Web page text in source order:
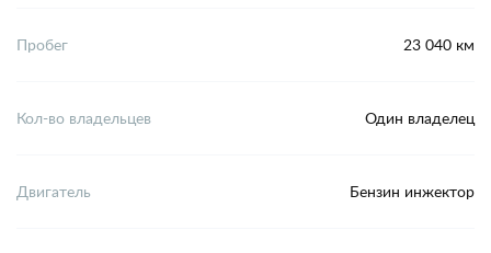
Пробег 23 040 км
Кол-во владельцев Один владелец
Двигатель Бензин инжектор